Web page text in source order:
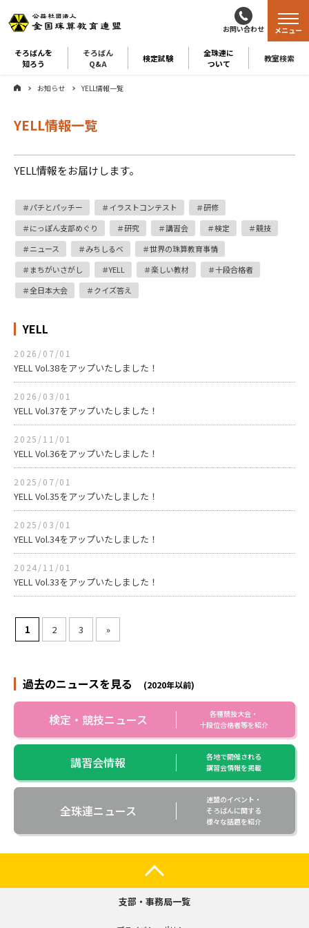
お問い合わせ
そろばんを
知ろう
そろばん
Q&A
検定試験
全珠連に
ついて
教室検索
メニュー
お知らせ YELL情報一覧
YELL情報一覧
YELL情報をお届けします。
パチとパッチー イラストコンテスト
研修
にっぽん支部めぐり
研究 講習会 検定
競技
ニュース
みちしるべ
世界の珠算教育事情
まちがいさがし
YELL 楽しい教材
十段合格者
全日本大会
クイズ答え
YELL
2026/07/01
YELL Vol.38をアップいたしました！
2026/03/01
YELL Vol.37をアップいたしました！
2025/11/01
YELL Vol.36をアップいたしました！
2025/07/01
YELL Vol.35をアップいたしました！
2025/03/01
YELL Vol.34をアップいたしました！
2024/11/01
YELL Vol.33をアップいたしました！
1 2 3 »
過去のニュースを見る (2020年以前)
検定・競技ニュース
各種競技大会・
十段位合格者等を紹介
講習会情報
各地で開催される
講習会情報を掲載
全珠連ニュース
連盟のイベント・
そろばんに関する
様々な話題を紹介
支部・事務局一覧